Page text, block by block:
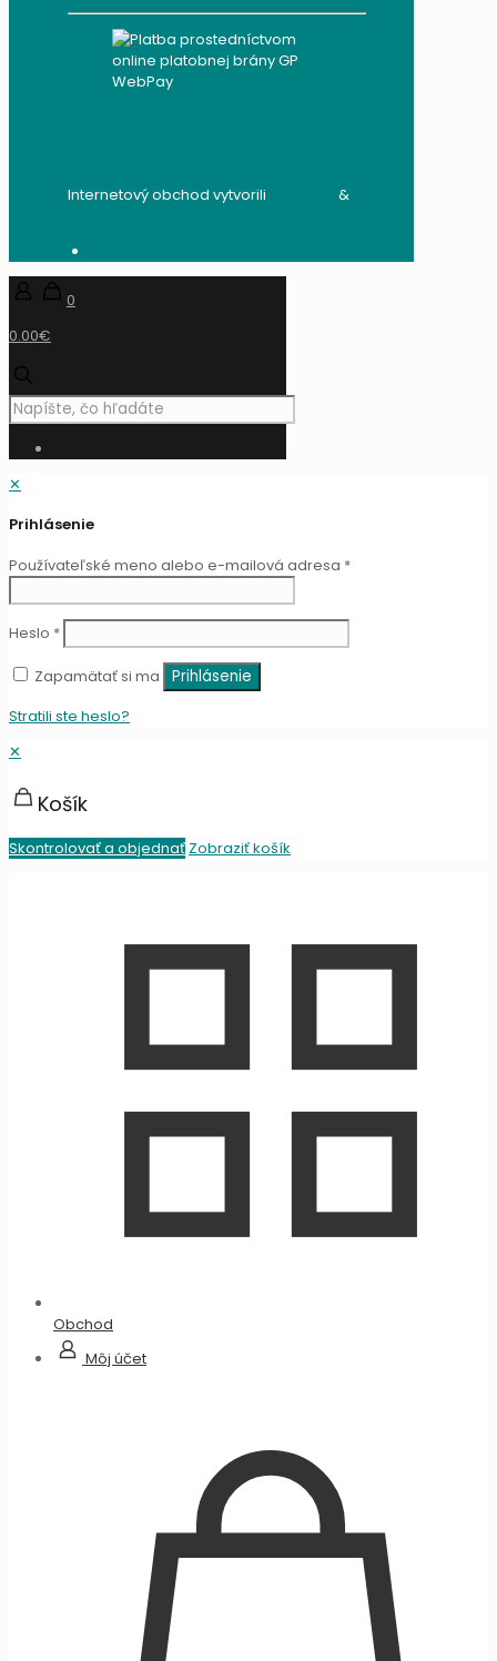
Internetový obchod vytvorili
&
0
0.00€
✕
Prihlásenie
Používateľské meno alebo e-mailová adresa *
Heslo *
Zapamätať si ma
Prihlásenie
Stratili ste heslo?
✕
Košík
Skontrolovať a objednať Zobraziť košík
Obchod
Môj účet